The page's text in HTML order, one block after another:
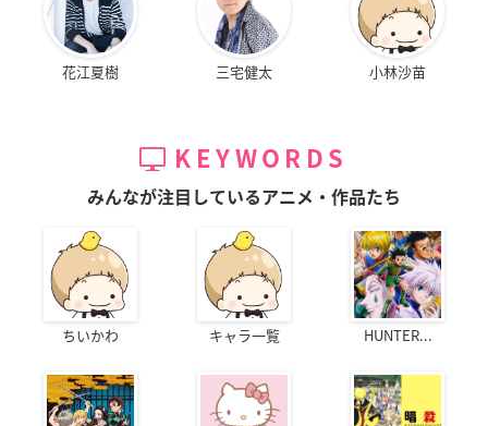
花江夏樹 三宅健太 小林沙苗
KEYWORDS
みんなが注目しているアニメ・作品たち
ちいかわ キャラ一覧 HUNTER...